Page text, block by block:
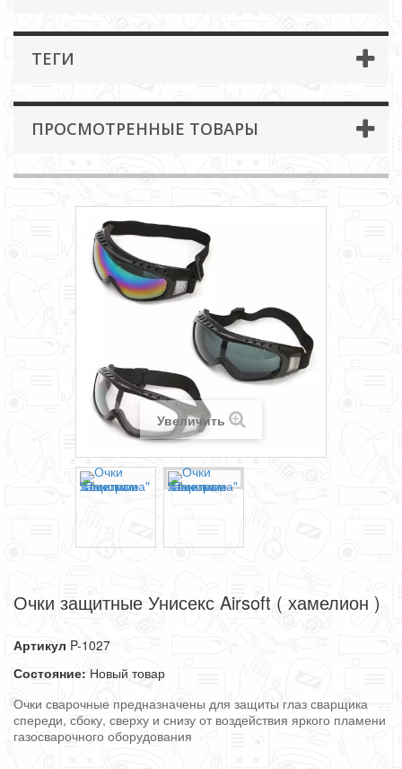
ТЕГИ
ПРОСМОТРЕННЫЕ ТОВАРЫ
Увеличить
Очки защитные Унисекс Airsoft ( хамелион )
Артикул P-1027
Состояние: Новый товар
Очки сварочные предназначены для защиты глаз сварщика
спереди, сбоку, сверху и снизу от воздействия яркого пламени
газосварочного оборудования